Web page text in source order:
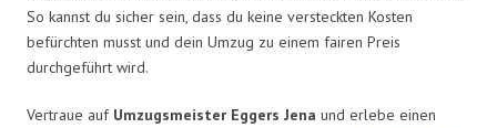
So kannst du sicher sein, dass du keine versteckten Kosten
befürchten musst und dein Umzug zu einem fairen Preis
durchgeführt wird.
Vertraue auf Umzugsmeister Eggers Jena und erlebe einen